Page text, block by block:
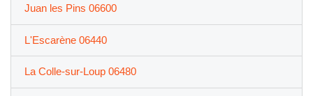
Juan les Pins 06600
L'Escarène 06440
La Colle-sur-Loup 06480